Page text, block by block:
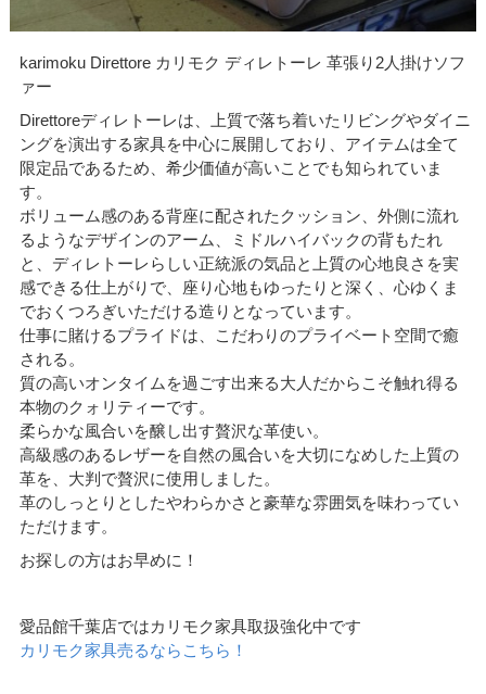
karimoku Direttore カリモク ディレトーレ 革張り2人掛けソフ
ァー
Direttoreディレトーレは、上質で落ち着いたリビングやダイニ
ングを演出する家具を中心に展開しており、アイテムは全て
限定品であるため、希少価値が高いことでも知られていま
す。
ボリューム感のある背座に配されたクッション、外側に流れ
るようなデザインのアーム、ミドルハイバックの背もたれ
と、ディレトーレらしい正統派の気品と上質の心地良さを実
感できる仕上がりで、座り心地もゆったりと深く、心ゆくま
でおくつろぎいただける造りとなっています。
仕事に賭けるプライドは、こだわりのプライベート空間で癒
される。
質の高いオンタイムを過ごす出来る大人だからこそ触れ得る
本物のクォリティーです。
柔らかな風合いを醸し出す贅沢な革使い。
高級感のあるレザーを自然の風合いを大切になめした上質の
革を、大判で贅沢に使用しました。
革のしっとりとしたやわらかさと豪華な雰囲気を味わってい
ただけます。
お探しの方はお早めに！
愛品館千葉店ではカリモク家具取扱強化中です
カリモク家具売るならこちら！